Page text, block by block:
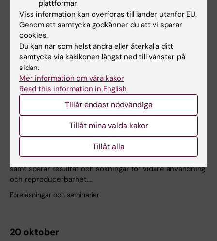
14 oktober
14 oktober 12:00 - 12:45
KIB Talks: Sök smartare i Web of Science - Förbättra dina
kunskaper i att söka vetenskaplig information i databasen
Web of Science
Zoom
Bibliotekets sökexperter delar med sig av sina bästa tips
för att söka vetenskaplig information. Vi guidar i
databasens specifika sökteknik, fallgropar och bästa
vägval, hur du förbättrar respektive begränsar en sökning
samt sparar resultat och sökningar för vidare användning
och reproducerbarhet.…
Föreläsningar och seminarier
20 oktober
plattformar.
Viss information kan överföras till länder utanför EU.
Genom att samtycka godkänner du att vi sparar
cookies.
Du kan när som helst ändra eller återkalla ditt
samtycke via kakikonen längst ned till vänster på
sidan.
Mer information om våra kakor
Read this information in English
Tillåt endast nödvändiga
Tillåt mina valda kakor
Tillåt alla